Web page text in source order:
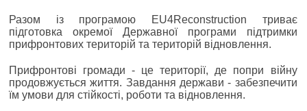
Разом із програмою EU4Reconstruction триває
підготовка окремої Державної програми підтримки
прифронтових територій та територій відновлення.
Прифронтові громади - це території, де попри війну
продовжується життя. Завдання держави - забезпечити
їм умови для стійкості, роботи та відновлення.